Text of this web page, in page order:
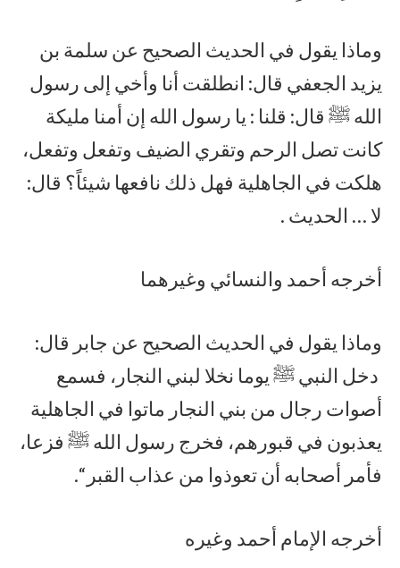
وماذا يقول في الحديث الصحيح عن سلمة بن
يزيد الجعفي قال: انطلقت أنا وأخي إلى رسول
الله ﷺ قال: قلنا : يا رسول الله إن أمنا مليكة
كانت تصل الرحم وتقري الضيف وتفعل وتفعل،
هلكت في الجاهلية فهل ذلك نافعها شيئاً؟ قال:
لا … الحديث .
أخرجه أحمد والنسائي وغيرهما
وماذا يقول في الحديث الصحيح عن جابر قال:
دخل النبي ﷺ يوما نخلا لبني النجار، فسمع
أصوات رجال من بني النجار ماتوا في الجاهلية
يعذبون في قبورهم، فخرج رسول الله ﷺ فزعا،
فأمر أصحابه أن تعوذوا من عذاب القبر “.
أخرجه الإمام أحمد وغيره